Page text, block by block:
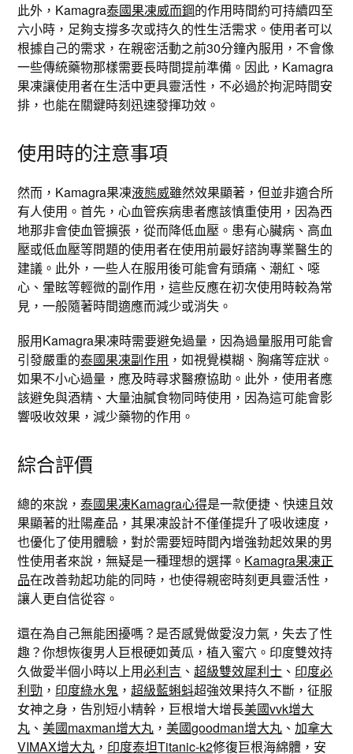
此外，Kamagra泰國果凍威而鋼的作用時間約可持續四至
六小時，足夠支撐多次或持久的性生活需求。使用者可以
根據自己的需求，在親密活動之前30分鐘內服用，不會像
一些傳統藥物那樣需要長時間提前準備。因此，Kamagra
果凍讓使用者在生活中更具靈活性，不必過於拘泥時間安
排，也能在關鍵時刻迅速發揮功效。
使用時的注意事項
然而，Kamagra果凍液態威雖然效果顯著，但並非適合所
有人使用。首先，心血管疾病患者應該慎重使用，因為西
地那非會使血管擴張，從而降低血壓。患有心臟病、高血
壓或低血壓等問題的使用者在使用前最好諮詢專業醫生的
建議。此外，一些人在服用後可能會有頭痛、潮紅、噁
心、暈眩等輕微的副作用，這些反應在初次使用時較為常
見，一般隨著時間適應而減少或消失。
服用Kamagra果凍時需要避免過量，因為過量服用可能會
引發嚴重的泰國果凍副作用 ，如視覺模糊、胸痛等症狀。
如果不小心過量，應及時尋求醫療協助。此外，使用者應
該避免與酒精、大量油膩食物同時使用，因為這可能會影
響吸收效果，減少藥物的作用。
綜合評價
總的來說，泰國果凍Kamagra心得是一款便捷、快速且效
果顯著的壯陽產品，其果凍設計不僅僅提升了吸收速度，
也優化了使用體驗，對於需要短時間內增強勃起效果的男
性使用者來說，無疑是一種理想的選擇。 Kamagra果凍正
品在改善勃起功能的同時，也使得親密時刻更具靈活性，
讓人更自信從容。
還在為自己無能困擾嗎？是否感覺做愛沒力氣，失去了性
趣？你想恢復男人巨根硬如黃瓜，植入蜜穴。印度雙效持
久做愛半個小時以上用必利吉 、超級雙效犀利士 、 印度必
利勁 ， 印度綠水鬼 ，超級藍蝌蚪超強效果持久不斷，征服
女神之身，告別短小精幹，巨根增大增長美國vvk增大
丸 、美國maxman增大丸 ，美國goodman增大丸 、加拿大
VIMAX增大丸 ， 印度泰坦Titanic-k2修復巨根海綿體，安